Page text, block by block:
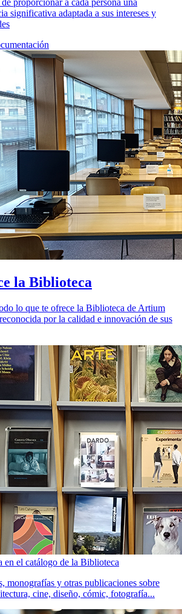
proporcionar a cada persona una
significativa adaptada a sus intereses y
la Biblioteca
lo que te ofrece la Biblioteca de Artium
por la calidad e innovación de sus
en el catálogo de la Biblioteca
monografías y otras publicaciones sobre
cine, diseño, cómic, fotografía...